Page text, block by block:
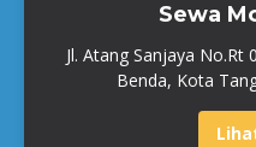
Sewa
Jl. Atang Sanjaya No.Rt
Benda, Kota